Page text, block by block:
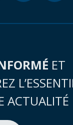
ET
ACTUALITÉ